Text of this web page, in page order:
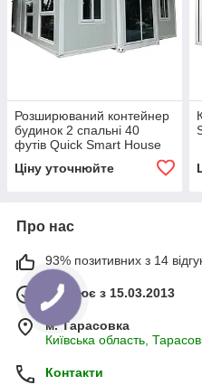
Розширюваний контейнер
будинок 2 спальні 40
футів Quick Smart House
Ціну уточнюйте
Про нас
93% позитивних з 14
Працює з 15.03.2013
м. Тарасовка
Київська область,
Контакти